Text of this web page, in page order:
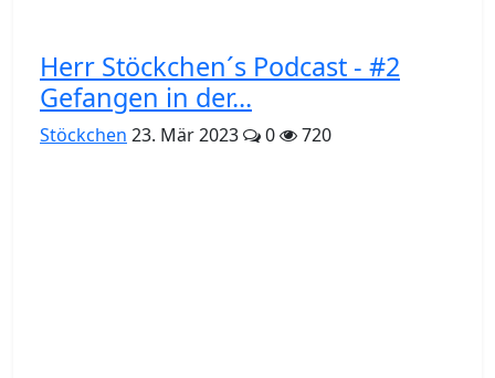
Herr Stöckchen´s Podcast - #2
Gefangen in der...
Stöckchen 23. Mär 2023 0 720